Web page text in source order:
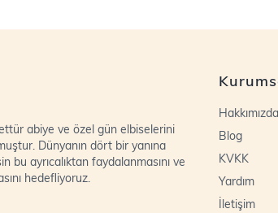
abiye ve özel gün elbiselerini
Dünyanın dört bir yanına
bu ayrıcalıktan faydalanmasını ve
hedefliyoruz.
Hakkımızda
Blog
KVKK
Yardım
İletişim